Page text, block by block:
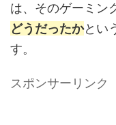
は、そのゲーミン
どうだったかとい
す。
スポンサーリンク